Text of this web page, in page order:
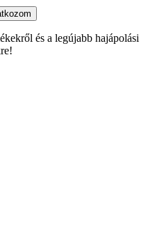
és a legújabb hajápolási